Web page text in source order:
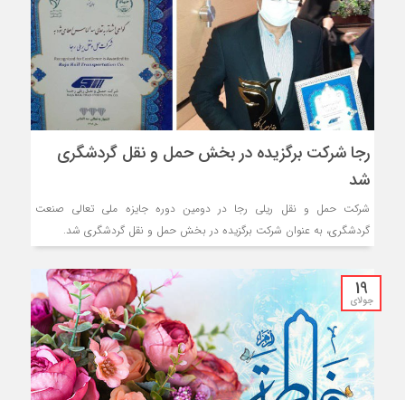
رجا شرکت برگزیده در بخش حمل و نقل گردشگری
شد
شرکت حمل و نقل ریلی رجا در دومین دوره جایزه ملی تعالی صنعت
گردشگری، به عنوان شرکت برگزیده در بخش حمل و نقل گردشگری شد.
19
جولای